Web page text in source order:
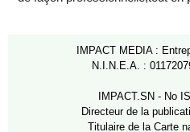
IMPACT MEDIA :
N.I.N.E.A. :
IMPACT.SN - No
Directeur de la
Titulaire de la Carte